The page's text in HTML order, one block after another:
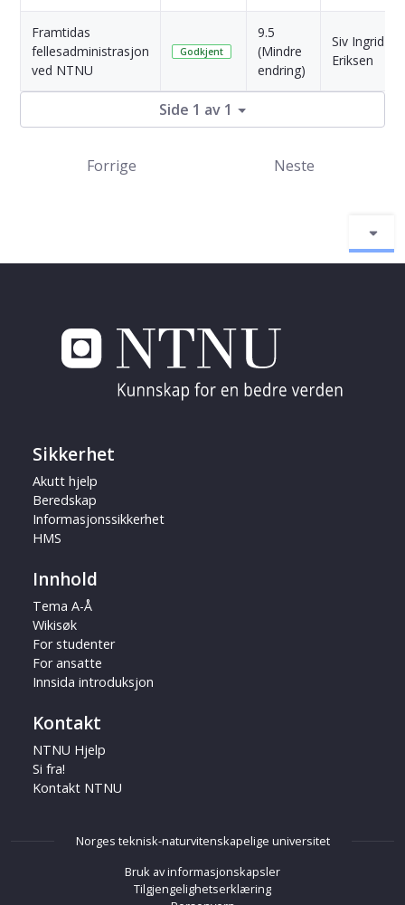
Framtidas
fellesadministrasjon
ved NTNU
Godkjent
9.5
(Mindre
endring)
Siv Ingrid
Eriksen
Side 1 av 1
Forrige Neste
Sikkerhet
Akutt hjelp
Beredskap
Informasjonssikkerhet
HMS
Innhold
Tema A-Å
Wikisøk
For studenter
For ansatte
Innsida introduksjon
Kontakt
NTNU Hjelp
Si fra!
Kontakt NTNU
Norges teknisk-naturvitenskapelige universitet
Bruk av informasjonskapsler
Tilgjengelighetserklæring